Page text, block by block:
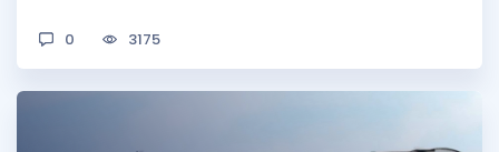
0 3175